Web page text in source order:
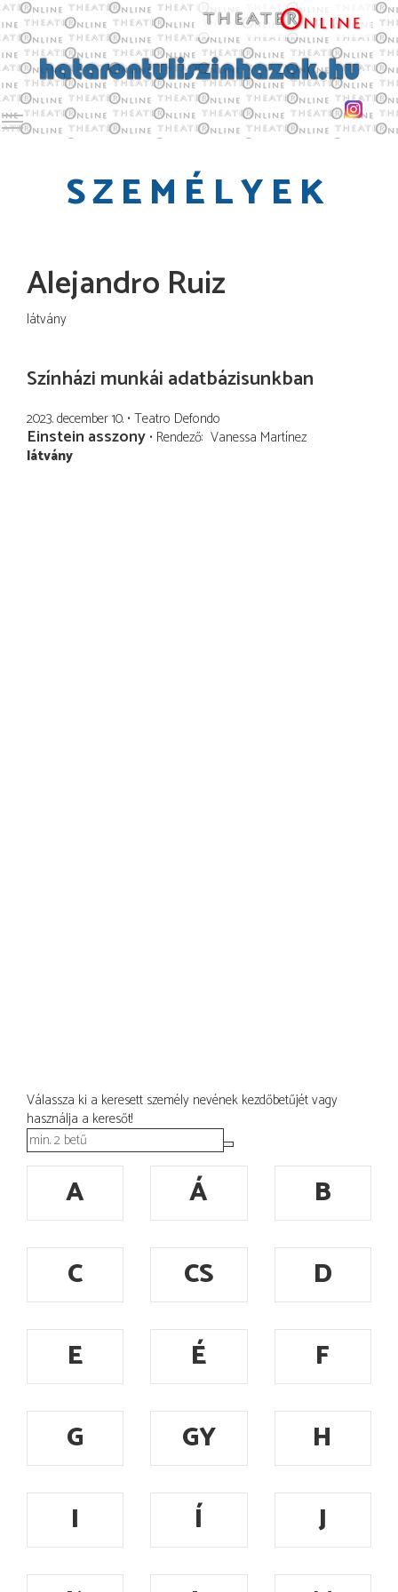
Toggle main menu visibility
SZEMÉLYEK
Alejandro Ruiz
látvány
Színházi munkái adatbázisunkban
2023. december 10. Teatro Defondo
Einstein asszony Rendező Vanessa Martínez
látvány
Válassza ki a keresett személy nevének kezdőbetűjét vagy
használja a keresőt!
A Á
B
C
CS
D
E
É
F
G
GY
H
I
Í
J